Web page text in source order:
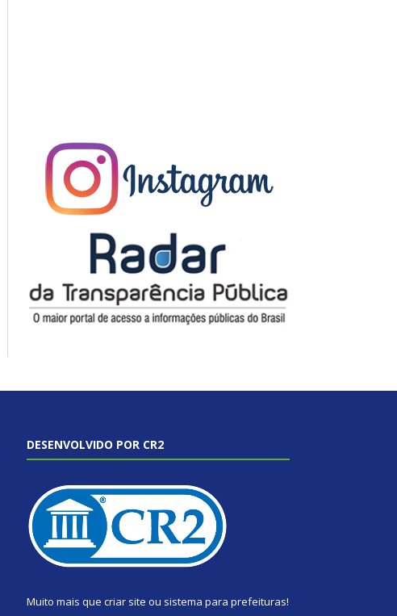
DESENVOLVIDO POR CR2
Muito mais que criar site ou sistema para prefeituras!